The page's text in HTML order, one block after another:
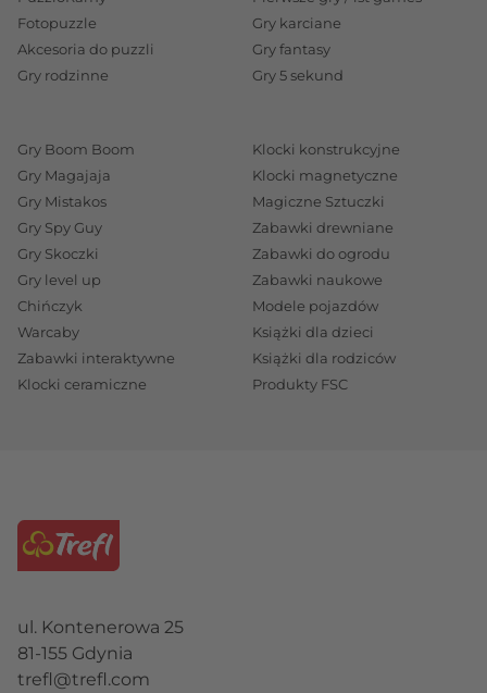
Fotopuzzle
Akcesoria do puzzli
Gry rodzinne
Gry karciane
Gry fantasy
Gry 5 sekund
Gry Boom Boom
Gry Magajaja
Gry Mistakos
Gry Spy Guy
Gry Skoczki
Gry level up
Chińczyk
Warcaby
Zabawki interaktywne
Klocki ceramiczne
Klocki konstrukcyjne
Klocki magnetyczne
Magiczne Sztuczki
Zabawki drewniane
Zabawki do ogrodu
Zabawki naukowe
Modele pojazdów
Książki dla dzieci
Książki dla rodziców
Produkty FSC
ul. Kontenerowa 25
81-155 Gdynia
trefl@trefl.com